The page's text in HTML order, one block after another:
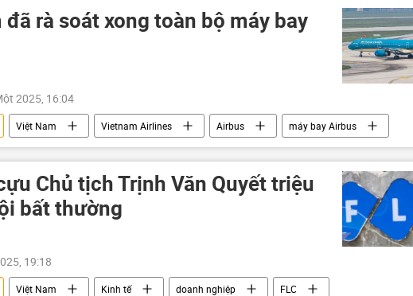
đã rà soát xong toàn bộ máy bay
2025, 16:04
Việt Nam Vietnam Airlines Airbus
máy bay Airbus
Airbus A320 Nội Bài
hàng không
Nam
máy bay
Chủ tịch Trịnh Văn Quyết triệu
bất thường
19:18
Việt Nam Kinh tế doanh nghiệp
FLC